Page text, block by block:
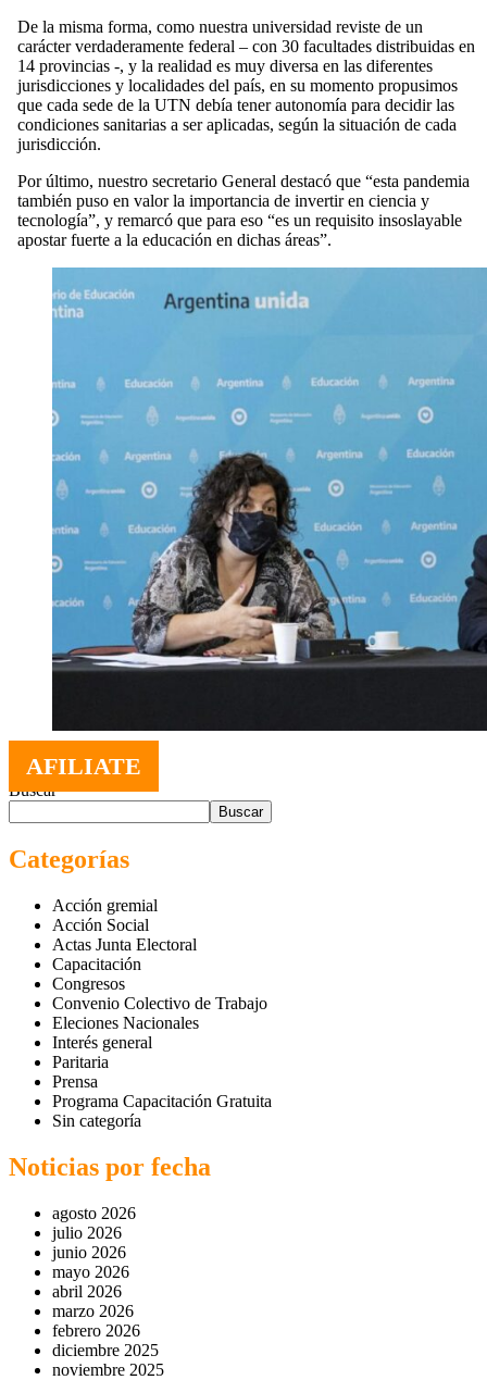
De la misma forma, como nuestra universidad reviste de un
carácter verdaderamente federal – con 30 facultades distribuidas en
14 provincias -, y la realidad es muy diversa en las diferentes
jurisdicciones y localidades del país, en su momento propusimos
que cada sede de la UTN debía tener autonomía para decidir las
condiciones sanitarias a ser aplicadas, según la situación de cada
jurisdicción.
Por último, nuestro secretario General destacó que “esta pandemia
también puso en valor la importancia de invertir en ciencia y
tecnología”, y remarcó que para eso “es un requisito insoslayable
apostar fuerte a la educación en dichas áreas”.
AFILIATE
Buscar
Buscar
Categorías
Acción gremial
Acción Social
Actas Junta Electoral
Capacitación
Congresos
Convenio Colectivo de Trabajo
Eleciones Nacionales
Interés general
Paritaria
Prensa
Programa Capacitación Gratuita
Sin categoría
Noticias por fecha
agosto 2026
julio 2026
junio 2026
mayo 2026
abril 2026
marzo 2026
febrero 2026
diciembre 2025
noviembre 2025